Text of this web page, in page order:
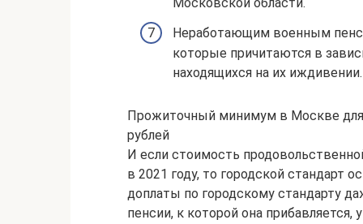
Неработающим военным
которые причитаются в
находящихся на их иждивении.
Прожиточный минимум в Москве
рублей
И если стоимость
в 2021 году, то городской стандарт
доплаты по городскому стандарту
пенсии, к которой она прибавляется,